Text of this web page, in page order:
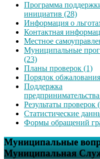
Программа
инициатив (28)
Информация о
Контактная
Местное
Муниципальные
(23)
Планы проверок (1)
Порядок
Поддержка
Результаты проверок
Статистические
Формы обращений
Муниципальные
Муниципальная